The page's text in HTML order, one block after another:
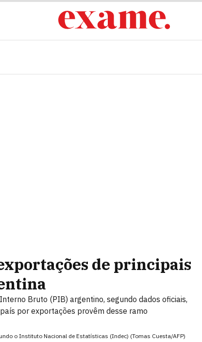
de principais
Bruto (PIB) argentino, segundo dados oficiais,
por exportações provêm desse ramo
o Instituto Nacional de Estatísticas (Indec) (Tomas Cuesta/AFP)